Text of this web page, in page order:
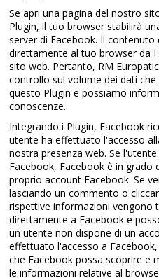
Se apri una pagina del nostro
Plugin, il tuo browser stabilirà
server di Facebook. Il
direttamente al tuo browser da
sito web. Pertanto, RM
controllo sul volume dei dati
questo Plugin e possiamo
conoscenze.
Integrando i Plugin, Facebook
utente ha effettuato l'accesso
nostra presenza web. Se
Facebook, Facebook è in grado
proprio account Facebook. Se
lasciando un commento o
rispettive informazioni vengono
direttamente a Facebook e
un utente non dispone di un
effettuato l'accesso a
che Facebook possa scoprire e
le informazioni relative al